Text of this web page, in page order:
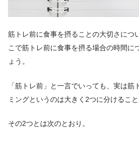
筋トレ前に食事を摂ることの大切さにつ
こで筋トレ前に食事を摂る場合の時間に
ょう。
「筋トレ前」と一言でいっても、実は筋
ミングというのは大きく2つに分けること
その2つとは次のとおり。